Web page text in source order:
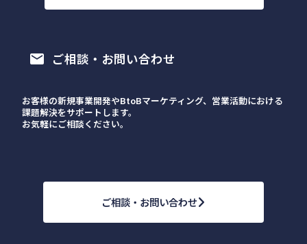
email ご相談・お問い合わせ
お客様の新規事業開発やBtoBマーケティング、営業活動における
課題解決をサポートします。
お気軽にご相談ください。
ご相談・お問い合わせ